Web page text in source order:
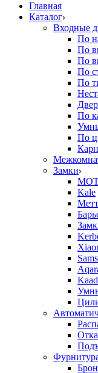
Главная
Каталог
Входные
По
По
По
По
По
По
По
Замки
Kale